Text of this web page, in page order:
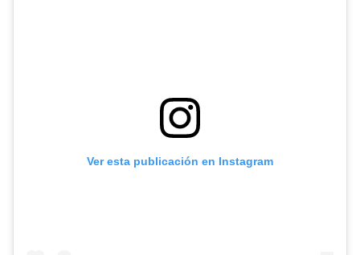
Ver esta publicación en Instagram